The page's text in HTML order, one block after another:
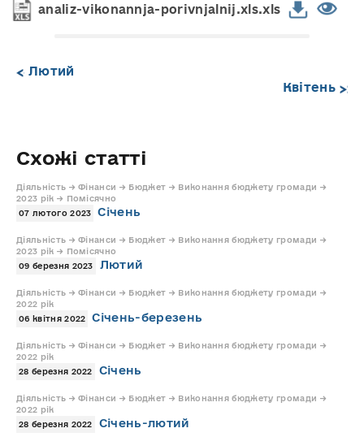
analiz-vikonannja-porivnjalnij.xls.xls
Лютий
Квітень
Схожі статті
Діяльність → Фінанси → Бюджет → Виконання бюджету громади →
2023 рік → Помісячно
07 лютого 2023
Січень
Діяльність → Фінанси → Бюджет → Виконання бюджету громади →
2023 рік → Помісячно
09 березня 2023
Лютий
Діяльність → Фінанси → Бюджет → Виконання бюджету громади →
2022 рік
06 квітня 2022
Січень-березень
Діяльність → Фінанси → Бюджет → Виконання бюджету громади →
2022 рік
28 березня 2022
Січень
Діяльність → Фінанси → Бюджет → Виконання бюджету громади →
2022 рік
28 березня 2022
Січень-лютий